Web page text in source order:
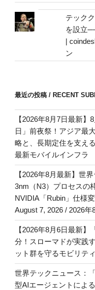
テック
を設立
|
ン
最近の投稿 / RECENT
【2026年8月7日最新
日」前夜祭！アジア最
略と、長期定住を支え
最新モバイルインフラ
【2026年8月最新】世
3nm（N3）プロセスの
NVIDIA「Rubin」仕様
August 7, 2026 / 2026年
【2026年8月6日最新
分！スローマドが実践
ット群を守るモビリテ
世界テックニュース：
型AIエージェントによ